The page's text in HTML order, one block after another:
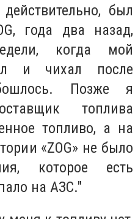
был
года два назад,
когда мой
и чихал после
Позже я
топлива
топливо, а на
«ZOG» не было
которое есть
на АЗС."